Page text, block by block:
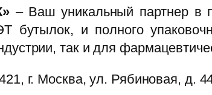
– Ваш уникальный партнер в
бутылок, и полного
так и для
г. Москва, ул. Рябиновая, д.